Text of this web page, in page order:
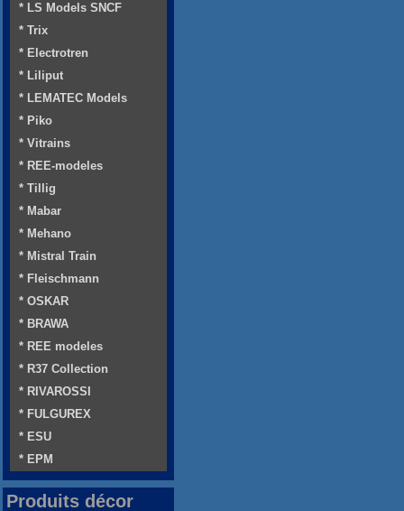
* LS Models SNCF
* Trix
* Electrotren
* Liliput
* LEMATEC Models
* Piko
* Vitrains
* REE-modeles
* Tillig
* Mabar
* Mehano
* Mistral Train
* Fleischmann
* OSKAR
* BRAWA
* REE modeles
* R37 Collection
* RIVAROSSI
* FULGUREX
* ESU
* EPM
Produits décor